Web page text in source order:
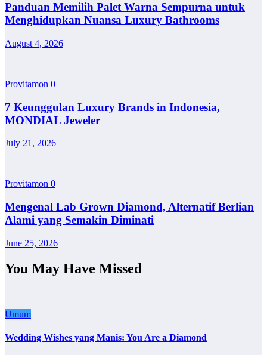
Panduan Memilih Palet Warna Sempurna untuk
Menghidupkan Nuansa Luxury Bathrooms
August 4, 2026
Provitamon 0
7 Keunggulan Luxury Brands in Indonesia,
MONDIAL Jeweler
July 21, 2026
Provitamon 0
Mengenal Lab Grown Diamond, Alternatif Berlian
Alami yang Semakin Diminati
June 25, 2026
You May Have Missed
Umum
Wedding Wishes yang Manis: You Are a Diamond